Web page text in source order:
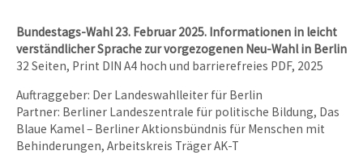
Bundestags-Wahl 23. Februar 2025. Informationen in leicht
verständlicher Sprache zur vorgezogenen Neu-Wahl in Berlin
32 Seiten, Print DIN A4 hoch und barrierefreies PDF, 2025
Auftraggeber: Der Landeswahlleiter für Berlin
Partner: Berliner Landeszentrale für politische Bildung, Das
Blaue Kamel – Berliner Aktionsbündnis für Menschen mit
Behinderungen, Arbeitskreis Träger AK-T